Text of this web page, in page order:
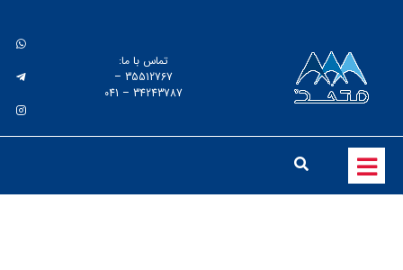
تماس با ما:
35512767 –
34243787 – 041
پمپ وکیوم روغنی